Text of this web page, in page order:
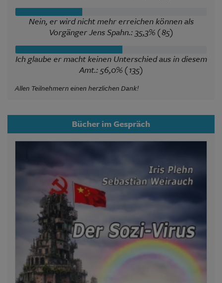
Nein, er wird nicht mehr erreichen können als
Vorgänger Jens Spahn.: 35,3% (85)
Ich glaube er macht keinen Unterschied aus in diesem
Amt.: 56,0% (135)
Allen Teilnehmern einen herzlichen Dank!
Bücher im Gespräch